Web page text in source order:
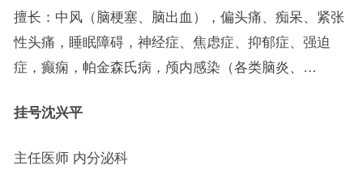
擅长：中风（脑梗塞、脑出血），偏头痛、痴呆、紧张
性头痛，睡眠障碍，神经症、焦虑症、抑郁症、强迫
症，癫痫，帕金森氏病，颅内感染（各类脑炎、…
挂号沈兴平
主任医师 内分泌科